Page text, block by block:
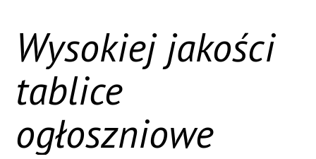
Wysokiej jakości
tablice
ogłoszniowe